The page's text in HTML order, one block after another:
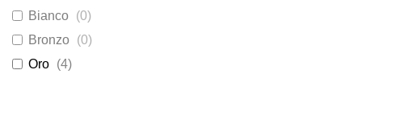
Bianco (0)
Bronzo (0)
Oro (4)